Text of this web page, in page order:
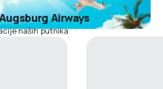
Airways
naših putnika